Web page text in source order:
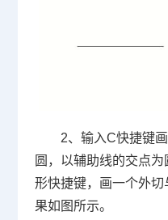
2、输入C快捷键
圆，以辅助线的交点
形快捷键，画一个外
果如图所示。